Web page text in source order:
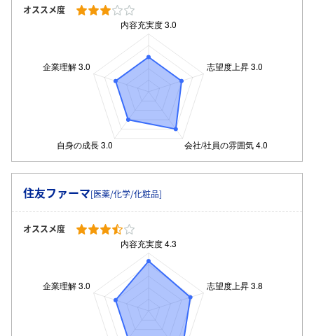
オススメ度
住友ファーマ[医薬/化学/化粧品]
オススメ度